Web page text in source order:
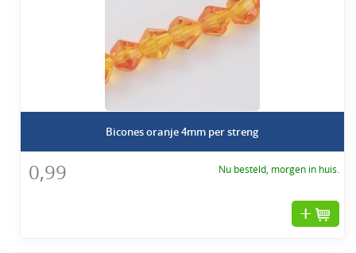
Bicones oranje 4mm per streng
0,99 Nu besteld, morgen in huis.